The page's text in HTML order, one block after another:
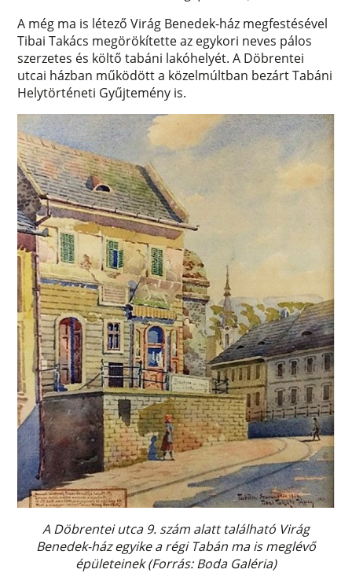
A még ma is létező Virág Benedek-ház megfestésével
Tibai Takács megörökítette az egykori neves pálos
szerzetes és költő tabáni lakóhelyét. A Döbrentei
utcai házban működött a közelmúltban bezárt Tabáni
Helytörténeti Gyűjtemény is.
A Döbrentei utca 9. szám alatt található Virág
Benedek-ház egyike a régi Tabán ma is meglévő
épületeinek (Forrás: Boda Galéria)